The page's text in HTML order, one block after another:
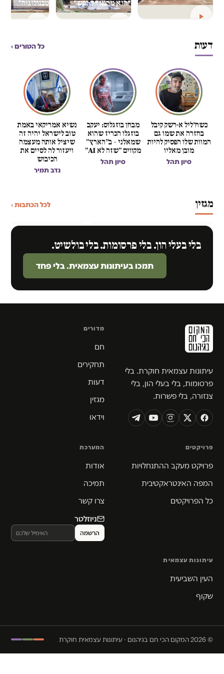
"הוא מתמודד נפש"
טכנולוגיה"
דעות כל הטורים ›
כשח'ליל א-רשק קיבל
בחזרה את שמו גם
המוות שלו הפסיק להיות
מובן מאליו
סיון תהל
מבחן בוזגלוס: יעקב
בוזגלו הכריז שהוא
שמאלני – ב״הארץ״
מקווים ״שזה לא AI״
סיון תהל
נשיא אמריקאי באמת
טוב לישראל יהיה זה
שיציל אותה מעצמה
ויעזור לה לסיים את
הכיבוש
נדב תמיר
מגזין לכל הכתבות ›
איל ספיר והפורום לחשיבה אזורית
מגזין
"מה שהמתנחלים עשו
בלי בעלי הון. בלי פרסומות. בלי בולשיט.
תמכו בעיתונות עצמאית. בלי פחד
עיתונות עצמאית חוקרת. בלי
פרסומות, בלי בעלי הון, בלי
צנזורה, בלי פשרות.
מדורים
חם
תחקירים
דעות
מגזין
וידאו
פרויקטים
פרויקט מעקב ההתנחלויות
המפה האינטראקטיבית
כל הפרויקטים
המערכת
אודות
תמיכה
צרו קשר
ניוזלטר
עיתונות עצמאית
העין השביעית
שקוף
© 2026 המקום הכי חם בגיהנום · עיתונות עצמאית חוקרת